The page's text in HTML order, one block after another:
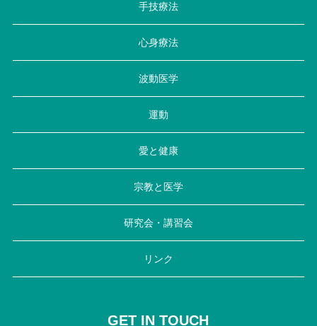
手技療法
心身療法
波動医学
運動
愛と健康
宗教と医学
研究会・講習会
リンク
GET IN TOUCH